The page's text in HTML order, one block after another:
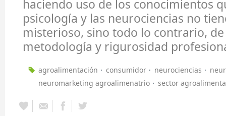
haciendo uso de los conocimientos
psicología y las neurociencias no
misterioso, sino todo lo contrario,
metodología y rigurosidad
agroalimentación consumidor neurociencias
neuromarketing agroalimenatrio
sector